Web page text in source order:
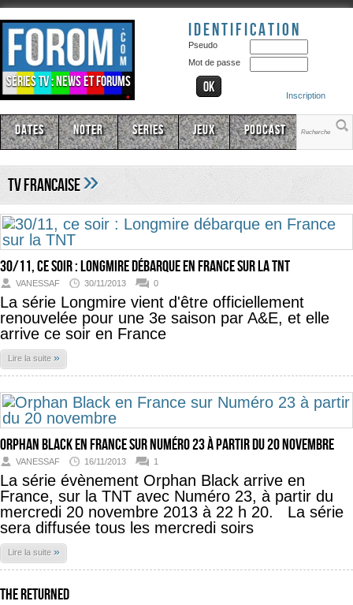
Séries TV : news et forums
Identification
Pseudo
Mot de passe
Inscription
Dates Noter Series Jeux Podcast
TV Francaise»
30/11, ce soir : Longmire débarque en France sur la TNT
VANESSAF 30/11/2013 0
La série Longmire vient d'être officiellement
renouvelée pour une 3e saison par A&E, et elle
arrive ce soir en France
Lire la suite »
Orphan Black en France sur Numéro 23 à partir du 20 novembre
VANESSAF 16/11/2013 1
La série évènement Orphan Black arrive en
France, sur la TNT avec Numéro 23, à partir du
mercredi 20 novembre 2013 à 22 h 20. La série
sera diffusée tous les mercredi soirs
Lire la suite »
The Returned